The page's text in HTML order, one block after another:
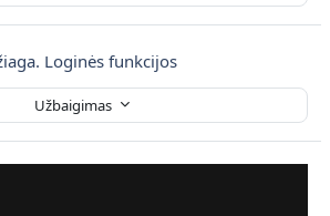
Loginės funkcijosPuslapis
Užbaigimas